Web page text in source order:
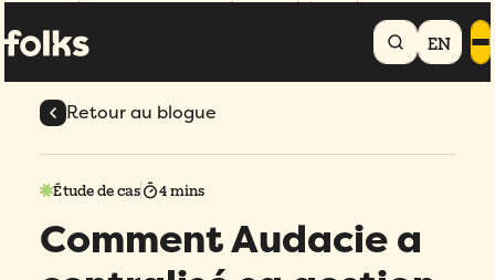
EN
AccueilBlogueComment Audacie a centralisé sa gestion RH avec
Retour au blogue
Étude de cas 4 mins
Comment Audacie a